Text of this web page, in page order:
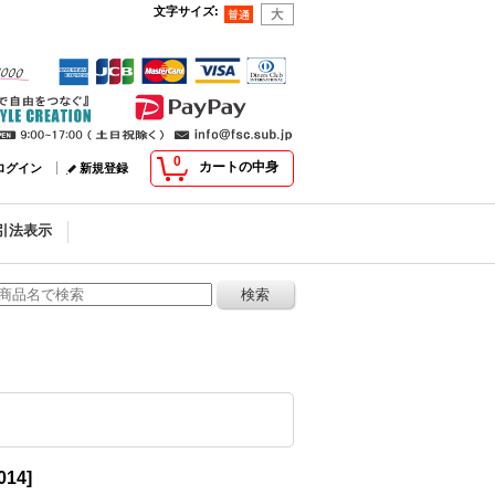
文字サイズ:
0 カートの中身
グイン 新規登録
法表示
]